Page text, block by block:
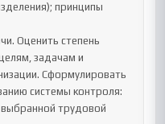
принципы
Оценить степень
задачам и
Сформулировать
системы контроля:
трудовой